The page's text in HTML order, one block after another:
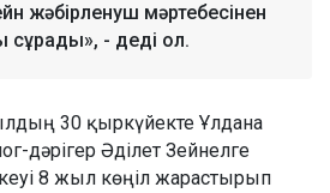
жәбірленуш мәртебесінен
сұрады», - деді ол.
30 қыркүйекте Ұлдана
дәрігер Әділет Зейнелге
8 жыл көңіл жарастырып